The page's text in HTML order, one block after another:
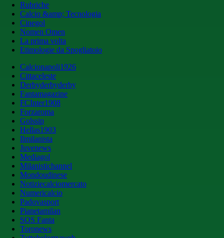
Rubriche
Calcio &amp; Tecnologia
Cinegol
Nomen Omen
La prima volta
Etimologie da Spogliatoio
Calcionapoli1926
Cittaceleste
Derbyderbyderby
Fantamagazine
FCInter1908
Forzaroma
Golssip
Hellas1903
Ilmilanista
Juvenews
Mediagol
Milanistichannel
Mondoudinese
Notiziecalciomercato
Numericalcio
Padovasport
Pianetamilan
SOS Fanta
Toronews